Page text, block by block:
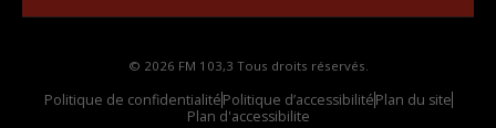
© 2026 FM 103,3 Tous droits réservés.
Politique de confidentialitéPolitique d’accessibilitéPlan du site
Plan d'accessibilite